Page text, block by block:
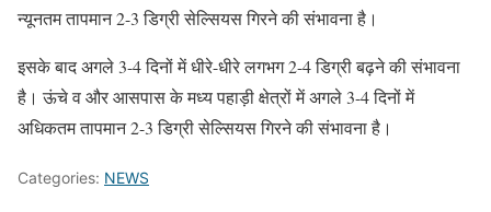
न्यूनतम तापमान 2-3 डिग्री सेल्सियस गिरने की संभावना है।
इसके बाद अगले 3-4 दिनों में धीरे-धीरे लगभग 2-4 डिग्री बढ़ने की संभावना
है। ऊंचे व और आसपास के मध्य पहाड़ी क्षेत्रों में अगले 3-4 दिनों में
अधिकतम तापमान 2-3 डिग्री सेल्सियस गिरने की संभावना है।
Categories: NEWS